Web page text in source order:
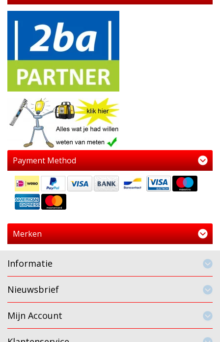
Payment Method
Merken
Informatie
Nieuwsbrief
Mijn Account